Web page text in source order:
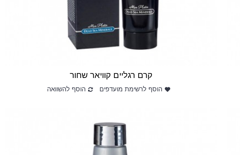
קרם רגליים קוויאר שחור
הוסף לרשימת מועדפים הוסף להשוואה